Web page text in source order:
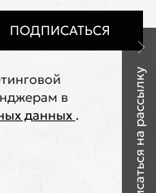
ПОДПИСАТЬСЯ
в
данных . Подписаться на рассылку